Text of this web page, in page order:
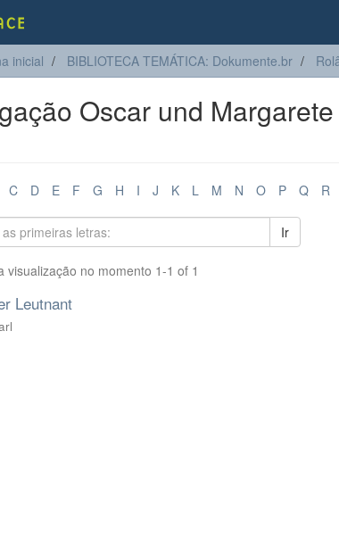
inicial BIBLIOTECA TEMÁTICA: Dokumente.br
Oscar und
C D E F G H I J K L M N O P Q R
Ir
visualização no momento 1-1 of 1
Leutnant